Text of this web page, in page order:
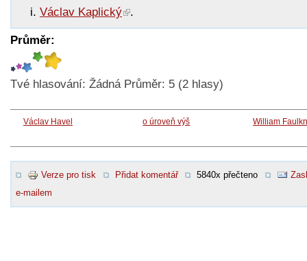
Václav Kaplický .
Průměr:
Tvé hlasování: Žádná Průměr: 5 (2 hlasy)
Václav Havel o úroveň výš William
Verze pro tisk Přidat komentář 5840x přečteno
e-mailem